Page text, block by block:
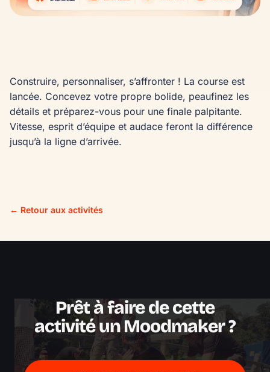
Construire, personnaliser, s’affronter ! La course est
lancée. Concevez votre propre bolide, peaufinez les
détails et préparez-vous pour une finale palpitante.
Vitesse, esprit d’équipe et audace feront la différence
jusqu’à la ligne d’arrivée.
← Retour aux activités
Prêt à faire de cette
activité un Moodmaker ?